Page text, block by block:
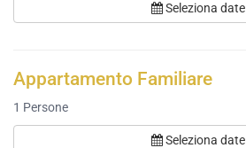
Seleziona date
Appartamento Familiare
1 Persone
Seleziona date